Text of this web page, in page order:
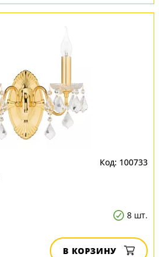
100733
8 шт.
В КОРЗИНУ